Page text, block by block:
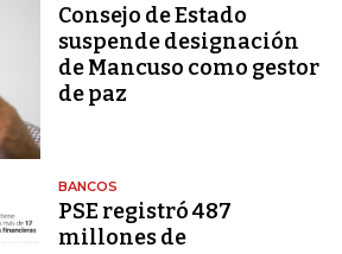
Consejo de Estado
suspende designación
de Mancuso como gestor
de paz
BANCOS
PSE registró 487
millones de